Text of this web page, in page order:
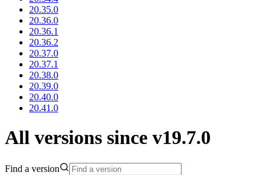
20.35.0
20.36.0
20.36.1
20.36.2
20.37.0
20.37.1
20.38.0
20.39.0
20.40.0
20.41.0
All versions since v19.7.0
Find a version